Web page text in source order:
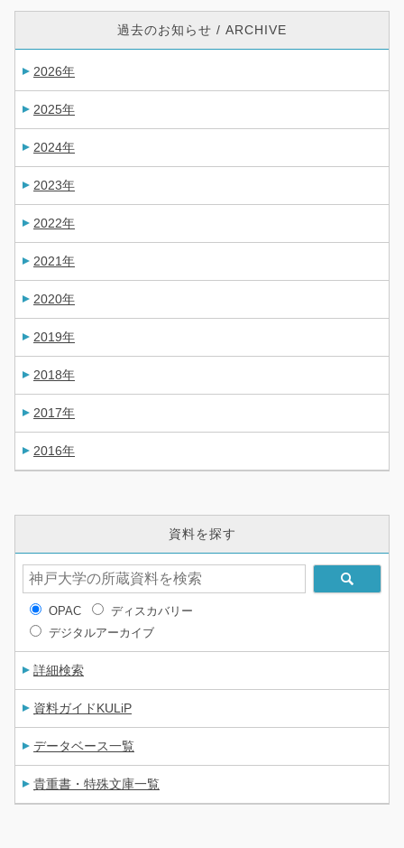
過去のお知らせ / ARCHIVE
2026年
2025年
2024年
2023年
2022年
2021年
2020年
2019年
2018年
2017年
2016年
資料を探す
OPAC
ディスカバリー
デジタルアーカイブ
詳細検索
資料ガイドKULiP
データベース一覧
貴重書・特殊文庫一覧